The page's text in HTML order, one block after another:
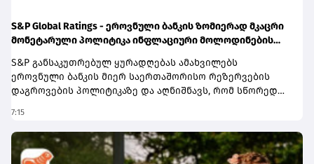
S&P Global Ratings - ეროვნული ბანკის ზომიერად მკაცრი
მონეტარული პოლიტიკა ინფლაციური მოლოდინების
S&P განსაკუთრებულ ყურადღებას ამახვილებს
ეროვნული ბანკის მიერ საერთაშორისო რეზერვების
დაგროვების პოლიტიკაზე და აღნიშნავს, რომ სწორედ
წარმოადგენს პერსპექტივის გაუმჯობესების ერთ-ერთ
მთავარ ფაქტორს. სააგენტოს შეფასებით, რეზერვების
ზრდამ მნიშვნელოვნად გააძლიერა ქვეყნის საგარეო
ლიკვიდობის ბუფერები და შეამცირა გარე შოკებისადმი
7:15